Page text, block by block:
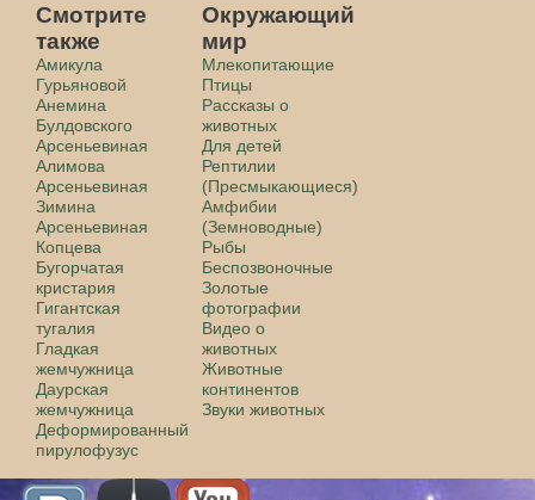
Смотрите
также
Амикула
Гурьяновой
Анемина
Булдовского
Арсеньевиная
Алимова
Арсеньевиная
Зимина
Арсеньевиная
Копцева
Бугорчатая
кристария
Гигантская
тугалия
Гладкая
жемчужница
Даурская
жемчужница
Деформированный
пирулофузус
Окружающий
мир
Млекопитающие
Птицы
Рассказы о
животных
Для детей
Рептилии
(Пресмыкающиеся)
Амфибии
(Земноводные)
Рыбы
Беспозвоночные
Золотые
фотографии
Видео о
животных
Животные
континентов
Звуки животных